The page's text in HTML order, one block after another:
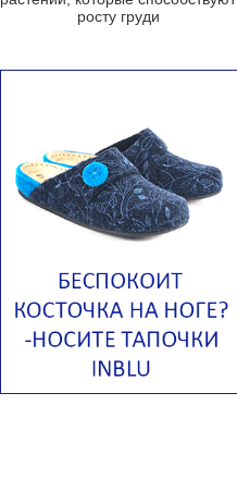
Португальский чесночный суп с
Ирландский картофельный суп
Суп из пастернака
Пряный морковный суп во время
зимних холодов
Американский суп из красной
фасоли с сальсой гуакамоле
Острый чечевичный суп с
кремом из петрушки
Суп с лапшой рамен в
росту груди